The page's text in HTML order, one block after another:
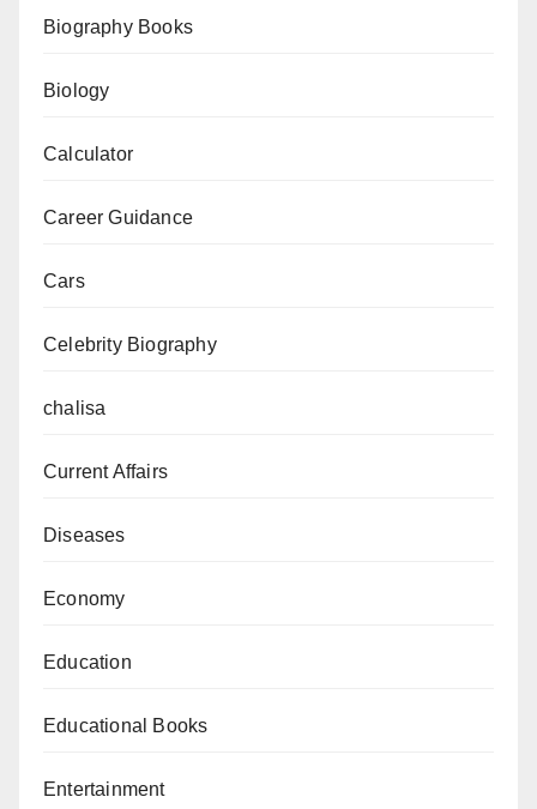
Biography Books
Biology
Calculator
Career Guidance
Cars
Celebrity Biography
chalisa
Current Affairs
Diseases
Economy
Education
Educational Books
Entertainment